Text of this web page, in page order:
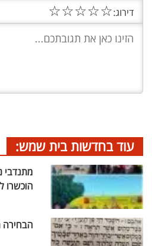
דירוג:☆
☆
☆
☆
☆
עוד בחדשות בית שמש:
הוכשרו
הבחירה